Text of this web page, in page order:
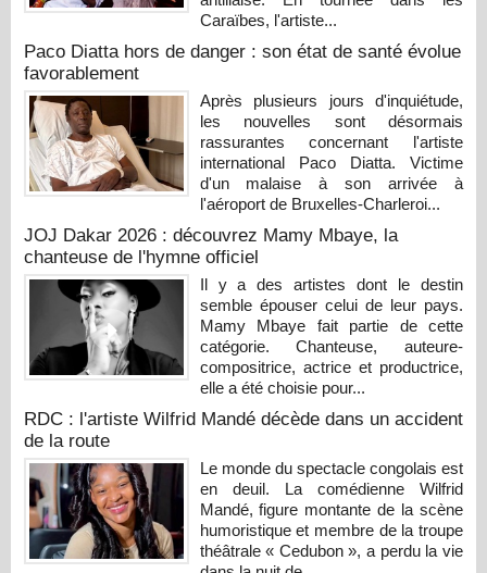
Caraïbes, l'artiste...
Paco Diatta hors de danger : son état de santé évolue
favorablement
Après plusieurs jours d'inquiétude,
les nouvelles sont désormais
rassurantes concernant l'artiste
international Paco Diatta. Victime
d'un malaise à son arrivée à
l'aéroport de Bruxelles-Charleroi...
JOJ Dakar 2026 : découvrez Mamy Mbaye, la
chanteuse de l'hymne officiel
Il y a des artistes dont le destin
semble épouser celui de leur pays.
Mamy Mbaye fait partie de cette
catégorie. Chanteuse, auteure-
compositrice, actrice et productrice,
elle a été choisie pour...
RDC : l'artiste Wilfrid Mandé décède dans un accident
de la route
Le monde du spectacle congolais est
en deuil. La comédienne Wilfrid
Mandé, figure montante de la scène
humoristique et membre de la troupe
théâtrale « Cedubon », a perdu la vie